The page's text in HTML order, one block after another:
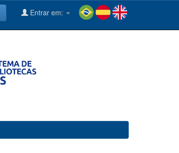
Entrar em: